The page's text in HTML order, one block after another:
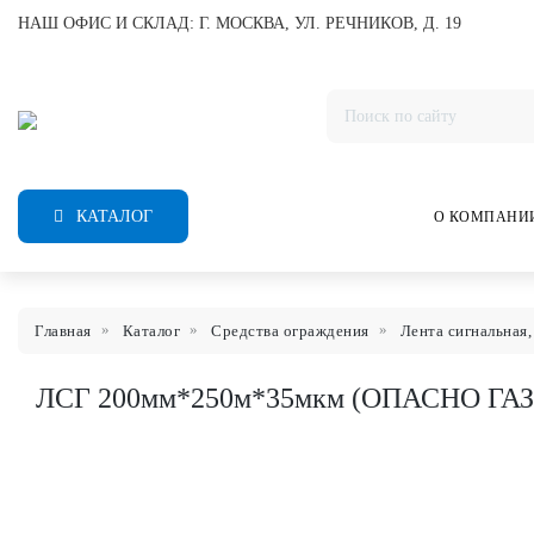
НАШ ОФИС И СКЛАД: Г. МОСКВА, УЛ. РЕЧНИКОВ, Д. 19
КАТАЛОГ О
Главная Каталог Средства ограждения Лента
ЛСГ 200мм*250м*35мкм (ОПАСНО